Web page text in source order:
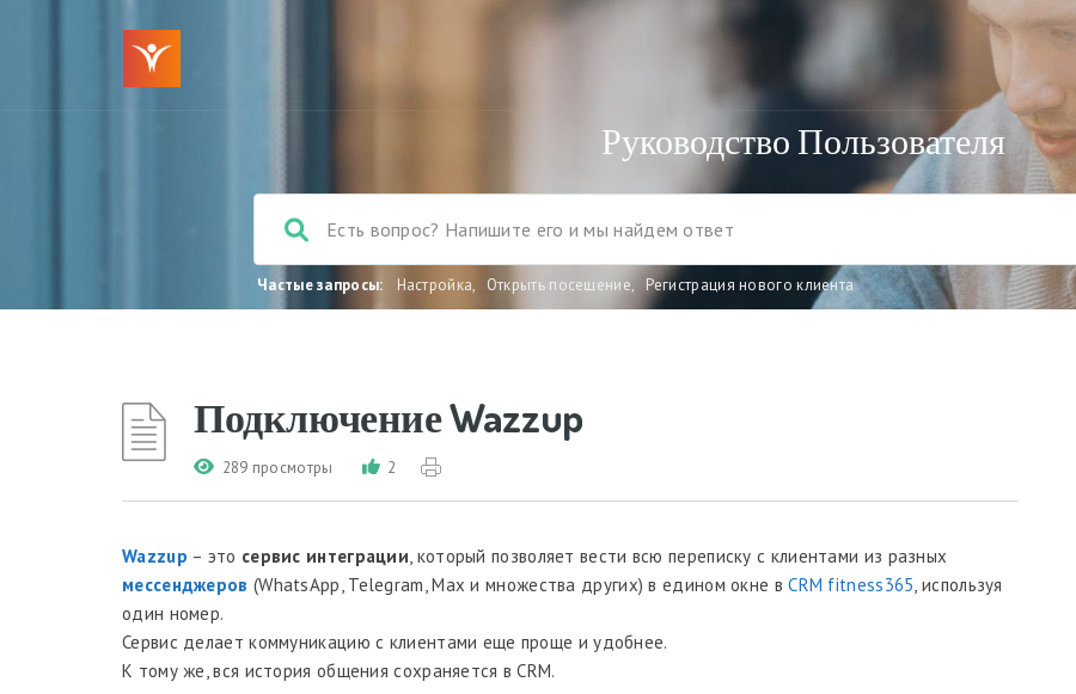
Руководство Пользователя
Частые запросы: Настройка, Открыть посещение, Регистрация нового клиента
Подключение Wazzup
289 просмотры 2
Wazzup – это сервис интеграции, который позволяет вести всю переписку с клиентами из разных
мессенджеров (WhatsApp, Telegram, Max и множества других) в едином окне вCRM fitness365, используя
один номер.
Сервис делает коммуникацию с клиентами еще проще и удобнее.
К тому же, вся история общения сохраняется в CRM.